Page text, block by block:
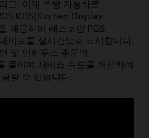
고, 이제 주방 자동화로
KDS(Kitchen Display
제공하여 레스토랑 POS
이트를 실시간으로 표시합니다.
및 인하우스 주문의
줄이며 서비스 속도를 개선하여
할 수 있습니다.